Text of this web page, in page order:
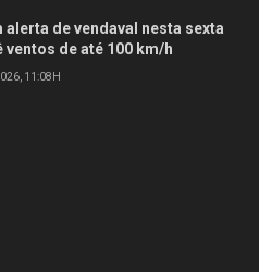
alerta de vendaval nesta sexta
ventos de até 100 km/h
11:08H